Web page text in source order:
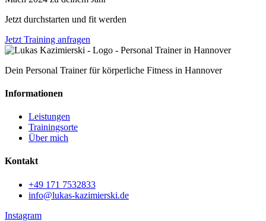
Jetzt durchstarten und fit werden
Jetzt Training anfragen
Dein Personal Trainer für körperliche Fitness in Hannover
Informationen
Leistungen
Trainingsorte
Über mich
Kontakt
+49 171 7532833
info@lukas-kazimierski.de
Instagram